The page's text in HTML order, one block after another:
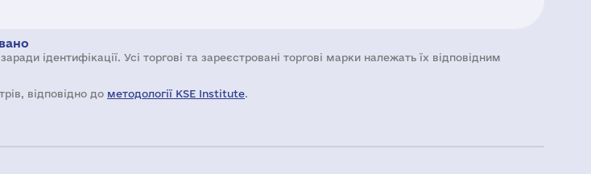
ідентифікації. Усі торгові та зареєстровані торгові марки належать їх відповідним
відповідно до методології KSE Institute.